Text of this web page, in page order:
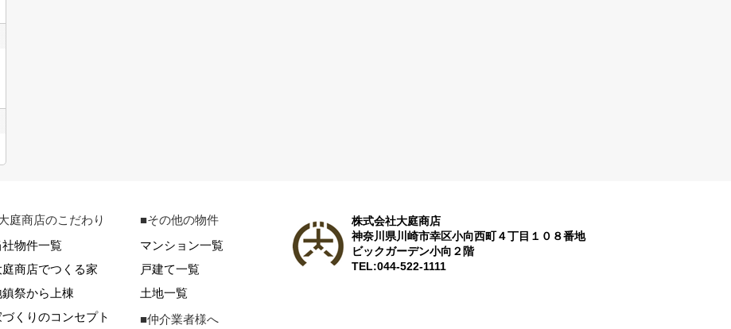
庭商店のこだわり
社物件一覧
庭商店でつくる家
鎮祭から上棟
くりのコンセプト
■その他の物件
マンション一覧
戸建て一覧
土地一覧
■仲介業者様へ
株式会社大庭商店
神奈川県川崎市幸区小向西町４丁目１０８番地
ビックガーデン小向２階
TEL:044-522-1111